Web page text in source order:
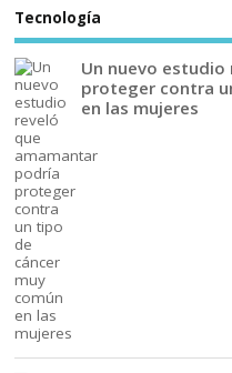
Tecnología
Un nuevo
proteger contra
en las mujeres